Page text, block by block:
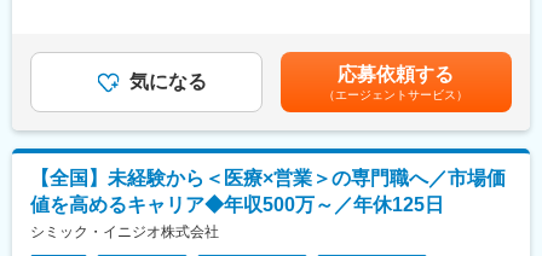
手当もアップします。
■豊富なキャリアプランとサポート体制
幅広いキャリアプランがあります。
また、弊社のマネージャーのほとんどは、MRからキャリアチェン
ジしたメンバーです。担当マネージャーが定期的に面談を行い、
医師や医療機器を扱う医療従事者に医療機器の情報提供や販売を
行います。販売だけでなく、実際使用する際のトレーニングサポ
ートやアフターフォローまで手掛けることが特徴で、医療の現場
医師や薬剤師、看護師など医療従事者に医薬品の効果や副作用な
どの情報提供や情報収集を行います。患者さんのQOL改善に向
け、日々最新情報を学習し医療の一旦を担う専門性の高い活動が
できます。
む）＜昇給有無＞有＜残業手当＞有＜給与補足＞業績に応じてイ
ンセンティブあり賃金はあくまでも目安の金額であり、選考を通
じて上下する可能性があります。月給(月額)は固定手当を含めた表
記です。
気になる 応募依頼する
（エージェントサービス）
【全国】未経験から＜医療×営業＞の専門職へ／市場価
値を高めるキャリア◆年収500万～／年休125日
シミック・イニジオ株式会社